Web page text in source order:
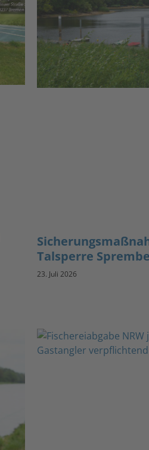
Talsperre
23. Juli 2026